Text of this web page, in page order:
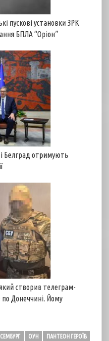
пускові установки ЗРК
БПЛА “Оріон”
Белград отримують
створив телеграм-
по Донеччині. Йому
ОУН
ПАНТЕОН ГЕРОЇВ